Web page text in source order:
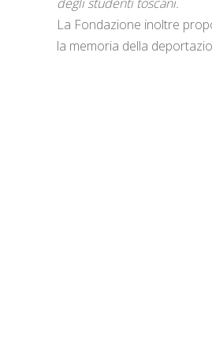
La Fondazione inoltre
la memoria della